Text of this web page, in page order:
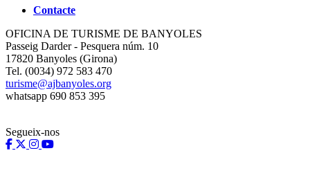
Contacte
OFICINA DE TURISME DE BANYOLES
Passeig Darder - Pesquera núm. 10
17820 Banyoles (Girona)
Tel. (0034) 972 583 470
turisme@ajbanyoles.org
whatsapp 690 853 395
Segueix-nos